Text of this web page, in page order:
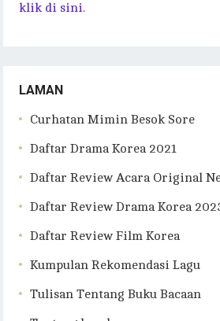
klik di sini.
LAMAN
Curhatan Mimin Besok Sore
Daftar Drama Korea 2021
Daftar Review Acara Original
Daftar Review Drama Korea
Daftar Review Film Korea
Kumpulan Rekomendasi Lagu
Tulisan Tentang Buku Bacaan